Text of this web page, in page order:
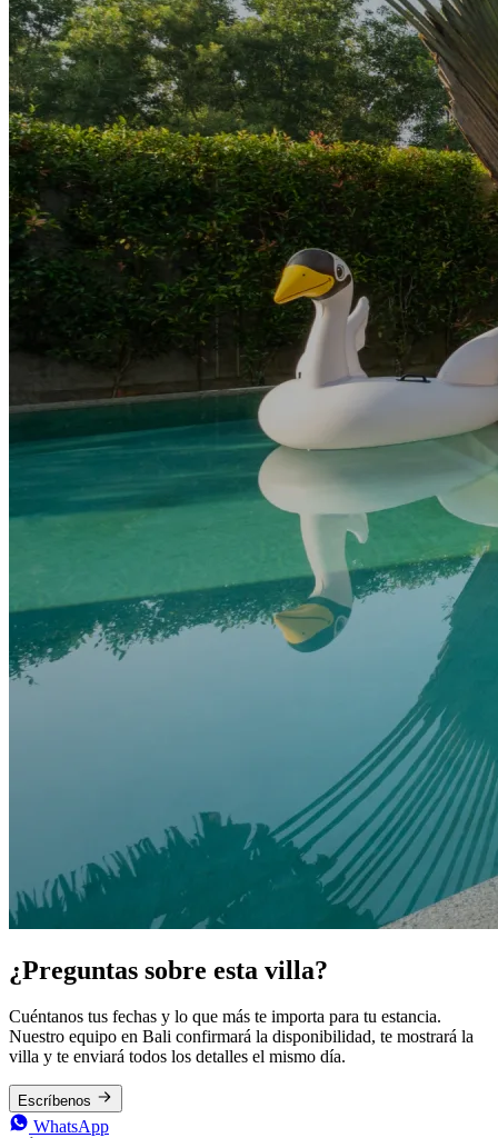
¿Preguntas sobre esta villa?
Cuéntanos tus fechas y lo que más te importa para tu estancia.
Nuestro equipo en Bali confirmará la disponibilidad, te mostrará la
villa y te enviará todos los detalles el mismo día.
Escríbenos
WhatsApp